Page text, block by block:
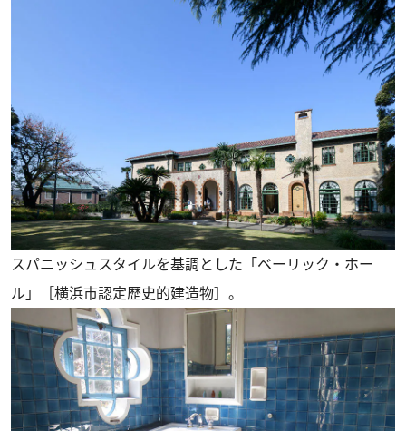
スパニッシュスタイルを基調とした「ベーリック・ホー
ル」［横浜市認定歴史的建造物］。